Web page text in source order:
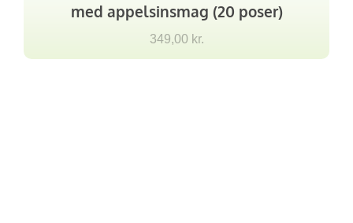
med appelsinsmag (20 poser)
349,00 kr.